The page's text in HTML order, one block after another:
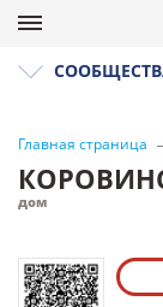
Главная страница
дом